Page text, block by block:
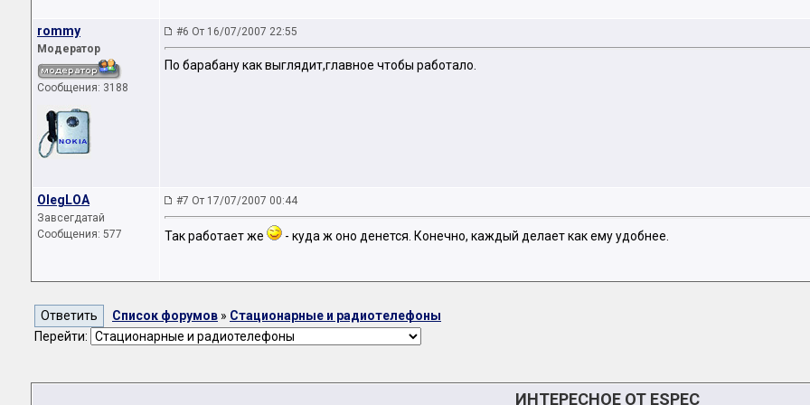
rommy
Модератор
Сообщения: 3188
#6 От 16/07/2007 22:55
По барабану как выглядит,главное чтобы работало.
OlegLOA
Завсегдатай
Сообщения: 577
#7 От 17/07/2007 00:44
Так работает же - куда ж оно денется. Конечно, каждый делает как ему удобнее.
Список форумов » Стационарные и радиотелефоны
Перейти:
ИНТЕРЕСНОЕ ОТ ESPEC